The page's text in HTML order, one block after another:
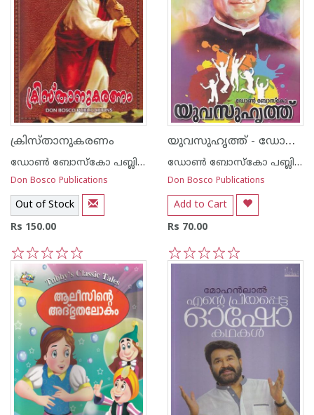
ക്രിസ്താനുകരണം
ഡോണ്‍ ബോസ്കോ പബ്ലിക്കേഷന്‍സ്
Don Bosco Publications
Out of Stock
Rs 150.00
5
4
3
2
യുവസുഹൃത്ത് - ഡോണ്‍ ബോസ്കോ
ഡോണ്‍ ബോസ്കോ പബ്ലിക്കേഷന്‍സ്
Don Bosco Publications
Add to Cart
Rs 70.00
5
4
3
2
1